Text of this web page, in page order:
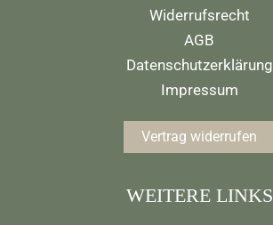
Widerrufsrecht
AGB
Datenschutzerklärung
Impressum
Vertrag widerrufen
WEITERE LINKS